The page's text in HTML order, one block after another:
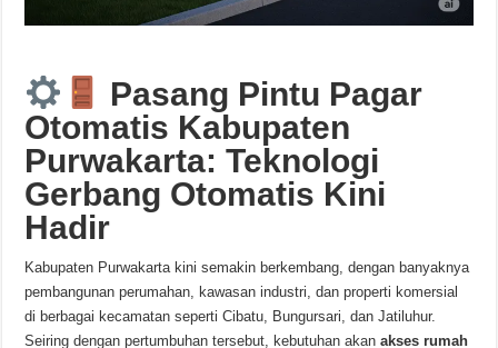
Pasang Pintu Pagar
Otomatis Kabupaten
Purwakarta: Teknologi
Gerbang Otomatis Kini
Hadir
Kabupaten Purwakarta kini semakin berkembang, dengan banyaknya
pembangunan perumahan, kawasan industri, dan properti komersial
di berbagai kecamatan seperti Cibatu, Bungursari, dan Jatiluhur.
Seiring dengan pertumbuhan tersebut, kebutuhan akanakses rumah